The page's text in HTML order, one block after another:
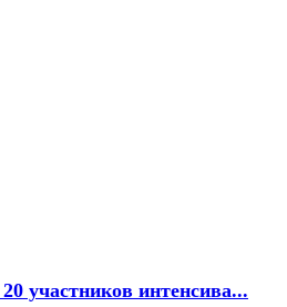
участников интенсива...